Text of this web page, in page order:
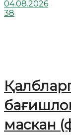
04.08.2026
38
маскан